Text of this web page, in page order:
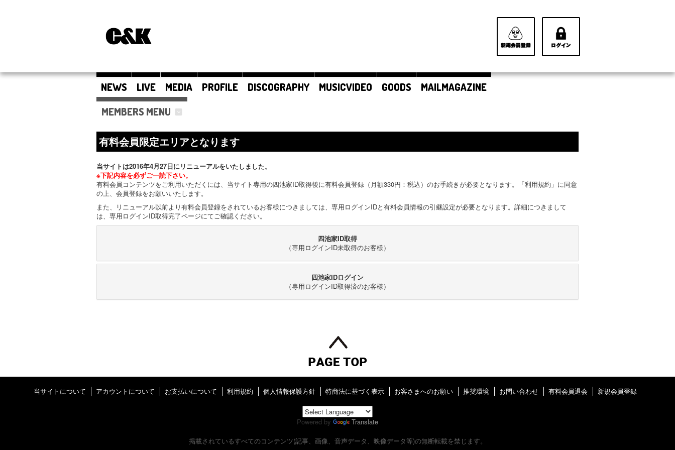
NEWS LIVE MEDIA PROFILE DISCOGRAPHY MUSICVIDEO GOODS
MAILMAGAZINE
MEMBERS MENU
有料会員限定エリアとなります
当サイトは2016年4月27日にリニューアルをいたしました。
※下記内容を必ずご一読下さい。
有料会員コンテンツをご利用いただくには、当サイト専用の四池家ID取得後に有料会員登録（月額330円：税込）のお手続きが必要となります。「利用規約」に同意
の上、会員登録をお願いいたします。
また、リニューアル以前より有料会員登録をされているお客様につきましては、専用ログインIDと有料会員情報の引継設定が必要となります。詳細につきまして
は、専用ログインID取得完了ページにてご確認ください。
四池家ID取得
（専用ログインID未取得のお客様）
四池家IDログイン
（専用ログインID取得済のお客様）
当サイトについて アカウントについて お支払いについて 利用規約 個人情報保護方針 特商法に基づく表示 お客さまへのお願い 推奨環境 お問い合わせ 有料会員退会 新規会員登録
Powered by
Translate
掲載されているすべてのコンテンツ(記事、画像、音声データ、映像データ等)の無断転載を禁じます。